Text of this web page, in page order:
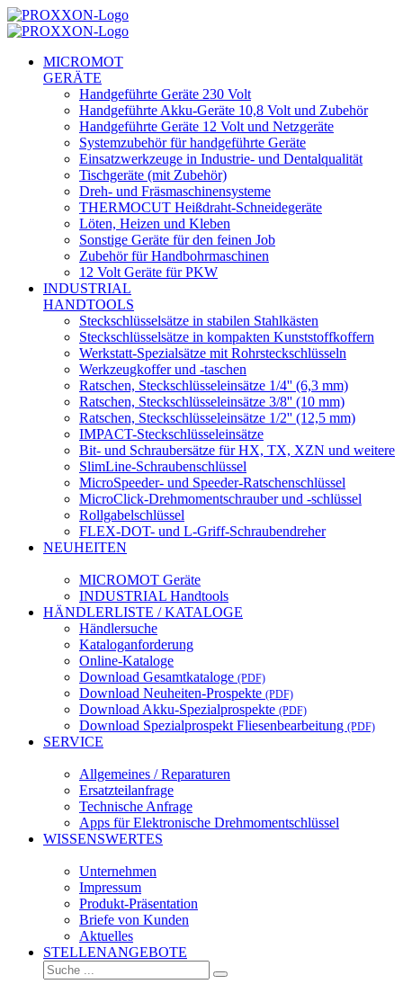
MICROMOT
GERÄTE
Handgeführte Geräte 230 Volt
Handgeführte Akku-Geräte 10,8 Volt und Zubehör
Handgeführte Geräte 12 Volt und Netzgeräte
Systemzubehör für handgeführte Geräte
Einsatzwerkzeuge in Industrie- und Dentalqualität
Tischgeräte (mit Zubehör)
Dreh- und Fräsmaschinensysteme
THERMOCUT Heißdraht-Schneidegeräte
Löten, Heizen und Kleben
Sonstige Geräte für den feinen Job
Zubehör für Handbohrmaschinen
12 Volt Geräte für PKW
INDUSTRIAL
HANDTOOLS
Steckschlüsselsätze in stabilen Stahlkästen
Steckschlüsselsätze in kompakten Kunststoffkoffern
Werkstatt-Spezialsätze mit Rohrsteckschlüsseln
Werkzeugkoffer und -taschen
Ratschen, Steckschlüsseleinsätze 1/4'' (6,3 mm)
Ratschen, Steckschlüsseleinsätze 3/8'' (10 mm)
Ratschen, Steckschlüsseleinsätze 1/2'' (12,5 mm)
IMPACT-Steckschlüsseleinsätze
Bit- und Schraubersätze für HX, TX, XZN und weitere
SlimLine-Schraubenschlüssel
MicroSpeeder- und Speeder-Ratschenschlüssel
MicroClick-Drehmomentschrauber und -schlüssel
Rollgabelschlüssel
FLEX-DOT- und L-Griff-Schraubendreher
NEUHEITEN
MICROMOT Geräte
INDUSTRIAL Handtools
HÄNDLERLISTE / KATALOGE
Händlersuche
Kataloganforderung
Online-Kataloge
Download Gesamtkataloge (PDF)
Download Neuheiten-Prospekte (PDF)
Download Akku-Spezialprospekte (PDF)
Download Spezialprospekt Fliesenbearbeitung (PDF)
SERVICE
Allgemeines / Reparaturen
Ersatzteilanfrage
Technische Anfrage
Apps für Elektronische Drehmomentschlüssel
WISSENSWERTES
Unternehmen
Impressum
Produkt-Präsentation
Briefe von Kunden
Aktuelles
STELLENANGEBOTE